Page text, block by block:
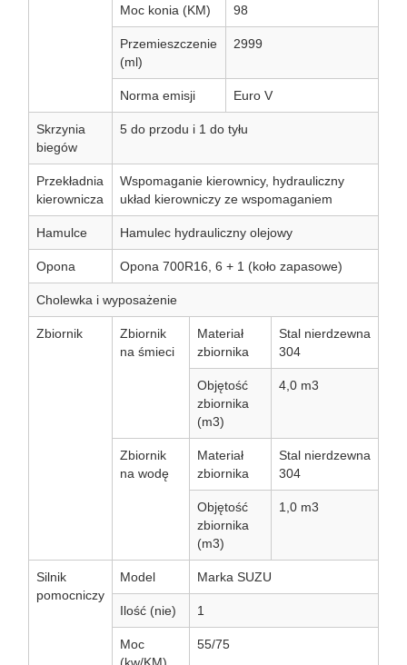
Moc konia (KM) 98
Przemieszczenie
(ml)
2999
Norma emisji Euro V
Skrzynia
biegów
5 do przodu i 1 do tyłu
Przekładnia
kierownicza
Wspomaganie kierownicy, hydrauliczny
układ kierowniczy ze wspomaganiem
Hamulce Hamulec hydrauliczny olejowy
Opona Opona 700R16, 6 + 1 (koło zapasowe)
Cholewka i wyposażenie
Zbiornik
Zbiornik
na śmieci
Materiał
zbiornika
Stal nierdzewna
304
Objętość
zbiornika
(m3)
4,0 m3
Zbiornik
na wodę
Materiał
zbiornika
Stal nierdzewna
304
Objętość
zbiornika
(m3)
1,0 m3
Silnik
pomocniczy
Model Marka SUZU
Ilość (nie) 1
Moc
55/75